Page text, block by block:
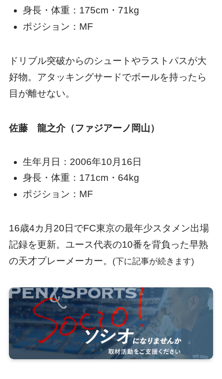
身長・体重：175cm・71kg
ポジション：MF
ドリブル突破からのシュートやラストパスが大
好物。アタッキングサードでボールを持ったら
目が離せない。
佐藤 龍之介（ファジアーノ岡山）
生年月日：2006年10月16日
身長・体重：171cm・64kg
ポジション：MF
16歳4カ月20日でFC東京の最年少スタメン出場
記録を更新。ユース代表の10番を背負った早熟
の天才プレーメーカー。
(下に記事が続きます)